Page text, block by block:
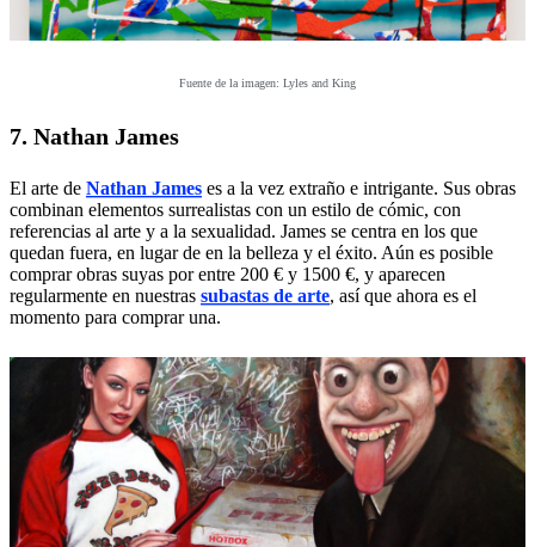
Fuente de la imagen: Lyles and King
7. Nathan James
El arte de Nathan James es a la vez extraño e intrigante. Sus obras
combinan elementos surrealistas con un estilo de cómic, con
referencias al arte y a la sexualidad. James se centra en los que
quedan fuera, en lugar de en la belleza y el éxito. Aún es posible
comprar obras suyas por entre 200 € y 1500 €, y aparecen
regularmente en nuestras subastas de arte, así que ahora es el
momento para comprar una.